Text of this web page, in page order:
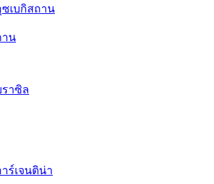
าน